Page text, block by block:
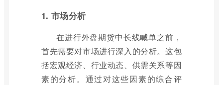
1. 市场分析
在进行外盘期货中长线喊单之前，
首先需要对市场进行深入的分析。这包
括宏观经济、行业动态、供需关系等因
素的分析。通过对这些因素的综合评